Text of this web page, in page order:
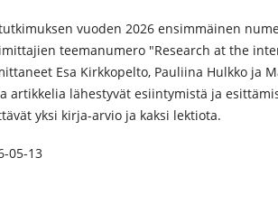
vuoden 2026 ensimmäinen
teemanumero "Research at the
Esa Kirkkopelto, Pauliina Hulkko ja
artikkelia lähestyvät esiintymistä ja
yksi kirja-arvio ja kaksi lektiota.
05-13